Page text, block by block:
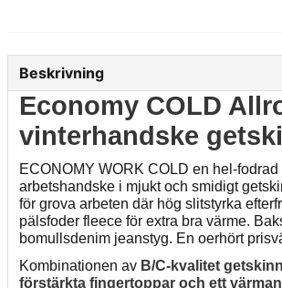
Beskrivning
Economy COLD
vinterhandske
ECONOMY WORK COLD en hel-
arbetshandske i mjukt och smidigt
för grova arbeten där hög slitstyrka
pälsfoder fleece för extra bra värme.
bomullsdenim jeanstyg. En oerhört
Kombinationen av B/C-kvalitet
förstärkta fingertoppar och ett